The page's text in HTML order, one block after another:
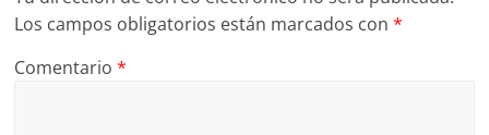
Los campos obligatorios están marcados con*
Comentario*